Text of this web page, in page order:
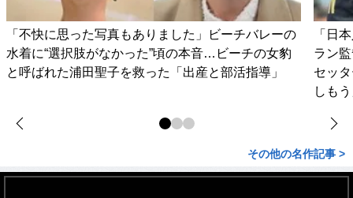
「不快に思った写真もありました」ビーチバレーの
水着に“選択肢がなかった”頃の本音…ビーチの女豹
と呼ばれた浦田聖子を救った「出産と部活指導」
「日
ラン
セッ
しも
その他の名作記事 >